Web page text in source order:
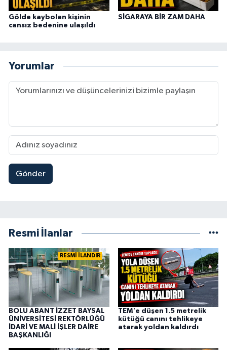
Gölde kaybolan kişinin
cansız bedenine ulaşıldı
SİGARAYA BİR ZAM DAHA
Yorumlar
Gönder
Resmi İlanlar
RESMİ İLANDIR
BOLU ABANT İZZET BAYSAL
ÜNİVERSİTESİ REKTÖRLÜĞÜ
İDARİ VE MALİ İŞLER DAİRE
BAŞKANLIĞI
TEM'e düşen 1.5 metrelik
kütüğü canını tehlikeye
atarak yoldan kaldırdı